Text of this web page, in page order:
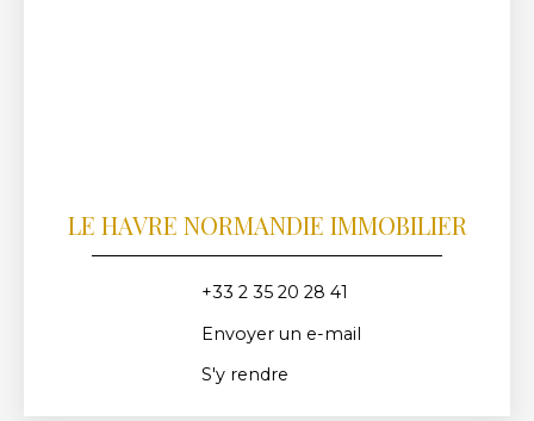
LE HAVRE NORMANDIE IMMOBILIER
+33 2 35 20 28 41
Envoyer un e-mail
S'y rendre